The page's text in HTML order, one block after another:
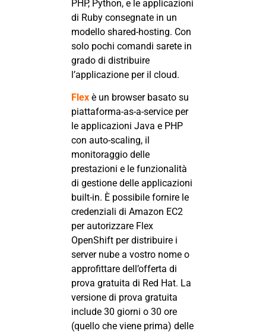
PHP, Python, e le applicazioni
di Ruby consegnate in un
modello shared-hosting. Con
solo pochi comandi sarete in
grado di distribuire
l’applicazione per il cloud.
Flex è un browser basato su
piattaforma-as-a-service per
le applicazioni Java e PHP
con auto-scaling, il
monitoraggio delle
prestazioni e le funzionalità
di gestione delle applicazioni
built-in. È possibile fornire le
credenziali di Amazon EC2
per autorizzare Flex
OpenShift per distribuire i
server nube a vostro nome o
approfittare dell’offerta di
prova gratuita di Red Hat. La
versione di prova gratuita
include 30 giorni o 30 ore
(quello che viene prima) delle